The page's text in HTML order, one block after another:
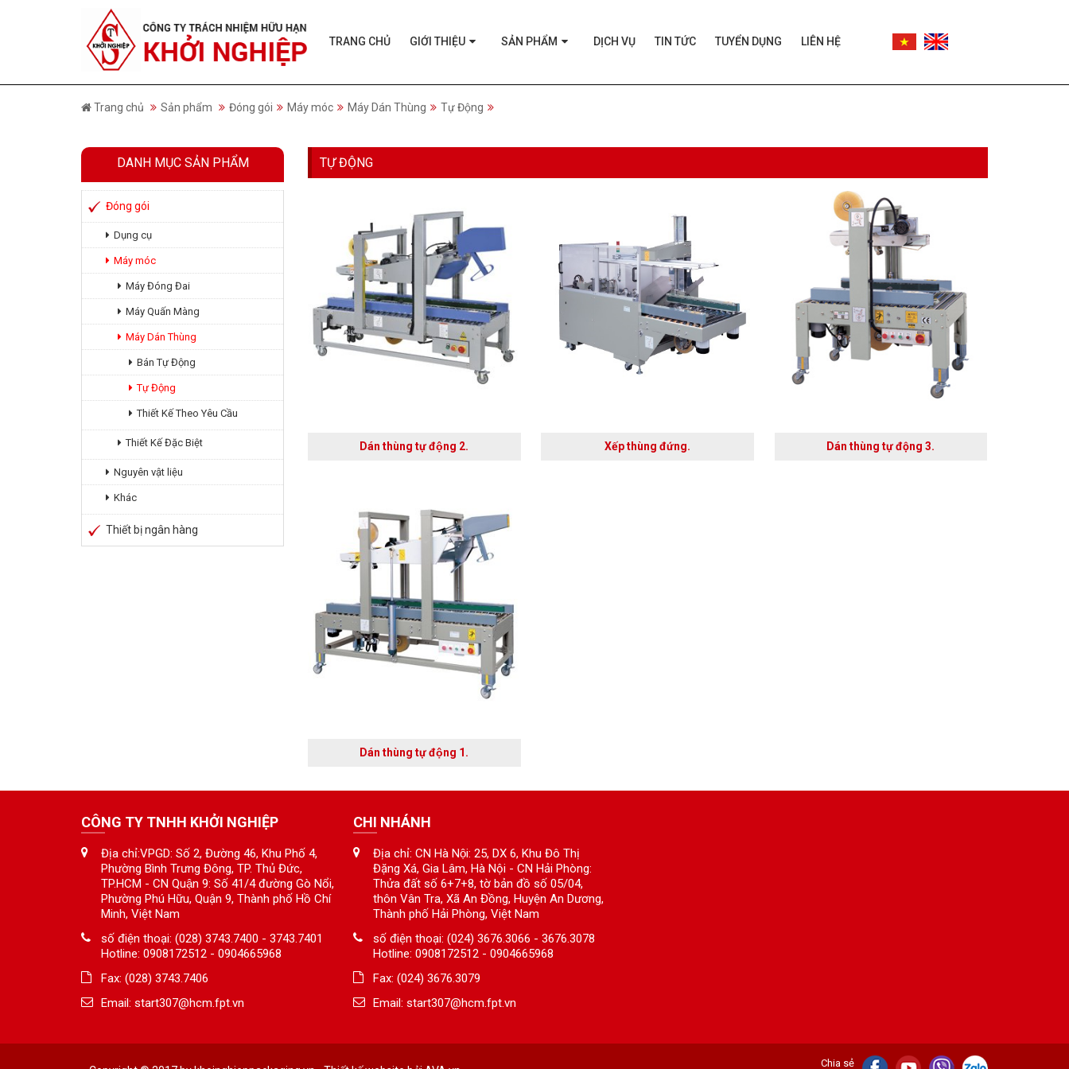
TRANG CHỦ GIỚI THIỆU SẢN PHẨM DỊCH VỤ TIN TỨC TUYỂN DỤNG LIÊN HỆ
Trang chủ Sản phẩm Đóng gói Máy móc Máy Dán Thùng Tự Động
DANH MỤC SẢN PHẨM
Đóng gói
Dụng cụ
Máy móc
Máy Đóng Đai
Máy Quấn Màng
Máy Dán Thùng
Bán Tự Động
Tự Động
Thiết Kế Theo Yêu Cầu
Thiết Kế Đặc Biệt
Nguyên vật liệu
Khác
Thiết bị ngân hàng
TỰ ĐỘNG
Dán thùng tự động 2. Xếp thùng đứng. Dán thùng tự động 3.
Dán thùng tự động 1.
CÔNG TY TNHH KHỞI NGHIỆP
Địa chỉ:VPGD: Số 2, Đường 46, Khu Phố 4,
Phường Bình Trưng Đông, TP. Thủ Đức,
TP.HCM - CN Quận 9: Số 41/4 đường Gò Nổi,
Phường Phú Hữu, Quận 9, Thành phố Hồ Chí
Minh, Việt Nam
số điện thoại: (028) 3743.7400 - 3743.7401
Hotline: 0908172512 - 0904665968
Fax: (028) 3743.7406
Email: start307@hcm.fpt.vn
CHI NHÁNH
Địa chỉ: CN Hà Nội: 25, DX 6, Khu Đô Thị
Đặng Xá, Gia Lâm, Hà Nội - CN Hải Phòng:
Thửa đất số 6+7+8, tờ bản đồ số 05/04,
thôn Vân Tra, Xã An Đồng, Huyện An Dương,
Thành phố Hải Phòng, Việt Nam
số điện thoại: (024) 3676.3066 - 3676.3078
Hotline: 0908172512 - 0904665968
Fax: (024) 3676.3079
Email: start307@hcm.fpt.vn
Chia sẻ